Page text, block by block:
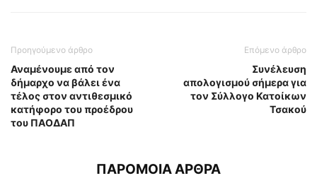
Προηγούμενο άρθρο
Αναμένουμε από τον
δήμαρχο να βάλει ένα
τέλος στον αντιθεσμικό
κατήφορο του προέδρου
του ΠΑΟΔΑΠ
Επόμενο άρθρο
Συνέλευση
απολογισμού σήμερα για
τον Σύλλογο Κατοίκων
Τσακού
ΠΑΡΟΜΟΙΑ ΑΡΘΡΑ